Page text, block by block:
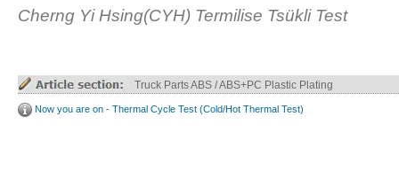
Cherng Yi Hsing(CYH) Termilise Tsükli Test
Truck Parts ABS / ABS+PC Plastic Plating
Now you are on - Thermal Cycle Test (Cold/Hot Thermal Test)